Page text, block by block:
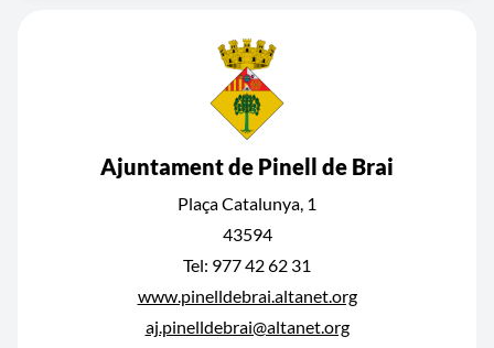
Ajuntament de Pinell de Brai
Plaça Catalunya, 1
43594
Tel: 977 42 62 31
www.pinelldebrai.altanet.org
aj.pinelldebrai@altanet.org